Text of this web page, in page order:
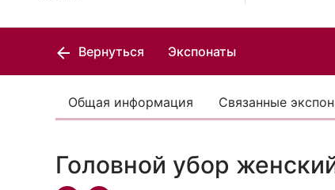
Вернуться Экспонаты
Общая информация Связанные
Головной убор